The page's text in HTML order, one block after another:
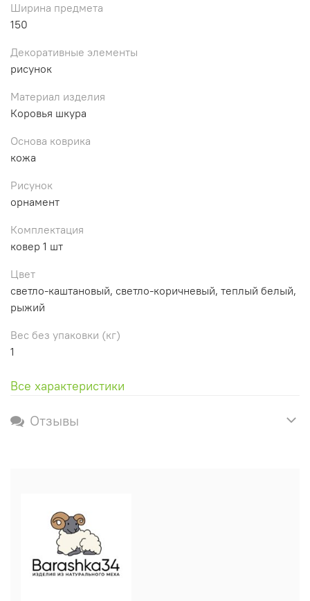
Ширина предмета
150
Декоративные элементы
рисунок
Материал изделия
Коровья шкура
Основа коврика
кожа
Рисунок
орнамент
Комплектация
ковер 1 шт
Цвет
светло-каштановый, светло-коричневый, теплый белый,
рыжий
Вес без упаковки (кг)
1
Все характеристики
Отзывы